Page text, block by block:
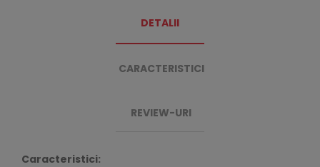
DETALII
CARACTERISTICI
REVIEW-URI
Caracteristici: